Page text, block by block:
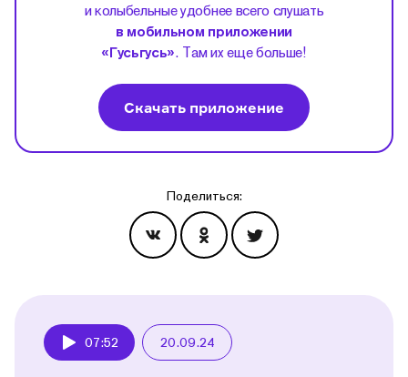
и колыбельные удобнее всего слушать
в мобильном приложении
«Гусьгусь». Там их еще больше!
Скачать приложение
Поделиться:
07:52 20.09.24